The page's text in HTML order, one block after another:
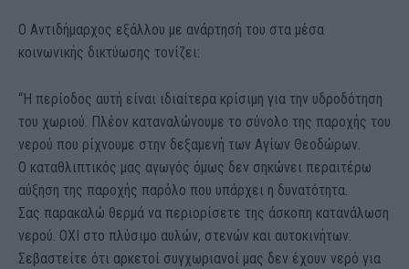
Ο Αντιδήμαρχος εξάλλου με ανάρτησή του στα μέσα
κοινωνικής δικτύωσης τονίζει:
“Η περίοδος αυτή είναι ιδιαίτερα κρίσιμη για την υδροδότηση
του χωριού. Πλέον καταναλώνουμε το σύνολο της παροχής του
νερού που ρίχνουμε στην δεξαμενή των Αγίων Θεοδώρων.
Ο καταθλιπτικός μας αγωγός όμως δεν σηκώνει περαιτέρω
αύξηση της παροχής παρόλο που υπάρχει η δυνατότητα.
Σας παρακαλώ θερμά να περιορίσετε της άσκοπη κατανάλωση
νερού. ΟΧΙ στο πλύσιμο αυλών, στενών και αυτοκινήτων.
Σεβαστείτε ότι αρκετοί συγχωριανοί μας δεν έχουν νερό για